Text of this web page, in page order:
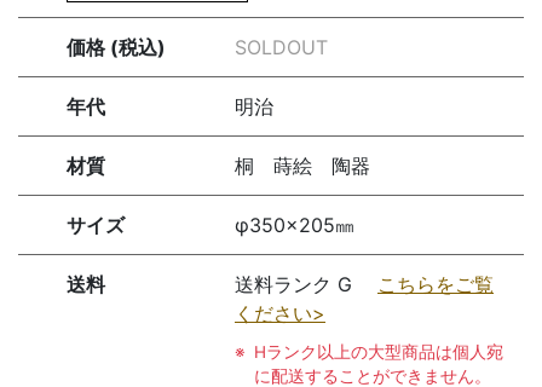
価格 (税込) SOLDOUT
年代 明治
材質 桐 蒔絵 陶器
サイズ φ350×205㎜
送料 送料ランク G こちらをご覧
ください>
Hランク以上の大型商品は個人宛
に配送することができません。